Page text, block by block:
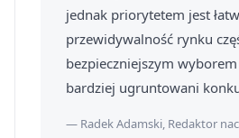
jednak priorytetem jest
przewidywalność rynku
bezpieczniejszym
bardziej ugruntowani
— Radek Adamski, Redaktor